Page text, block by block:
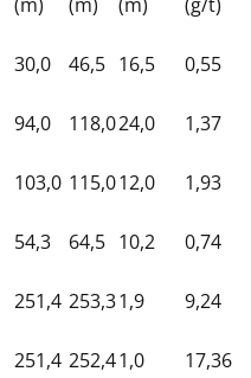
30,0 46,5 16,5 0,55
94,0 118,024,0 1,37
103,0 115,012,0 1,93
54,3 64,5 10,2 0,74
251,4 253,31,9 9,24
251,4 252,41,0 17,36